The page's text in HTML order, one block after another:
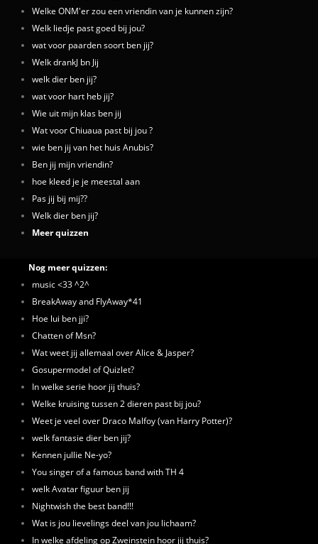
Welke ONM'er zou een vriendin van je kunnen zijn?
Welk liedje past goed bij jou?
wat voor paarden soort ben jij?
Welk drankJ bn Jij
welk dier ben jij?
wat voor hart heb jij?
Wie uit mijn klas ben jij
Wat voor Chiuaua past bij jou ?
wie ben jij van het huis Anubis?
Ben jij mijn vriendin?
hoe kleed je je meestal aan
Pas jij bij mij??
Welk dier ben jij?
Meer quizzen
Nog meer quizzen:
music <33 ^2^
BreakAway and FlyAway*41
Hoe lui ben jji?
Chatten of Msn?
Wat weet jij allemaal over Alice & Jasper?
Gosupermodel of Quizlet?
In welke serie hoor jij thuis?
Welke kruising tussen 2 dieren past bij jou?
Weet je veel over Draco Malfoy (van Harry Potter)?
welk fantasie dier ben jij?
Kennen jullie Ne-yo?
You singer of a famous band with TH 4
welk Avatar figuur ben jij
Nightwish the best band!!!
Wat is jou lievelings deel van jou lichaam?
In welke afdeling op Zweinstein hoor jij thuis?